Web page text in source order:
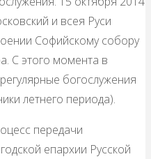
и всея Руси
Софийскому собору
С этого момента в
богослужения
летнего периода).
передачи
епархии Русской